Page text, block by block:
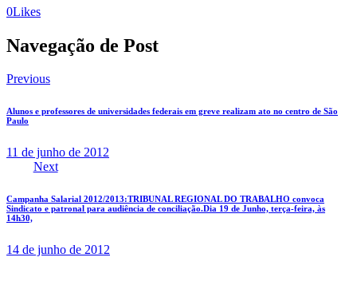
0Likes
Navegação de Post
Previous
Alunos e professores de universidades federais em greve realizam ato no centro de São
Paulo
11 de junho de 2012
Next
Campanha Salarial 2012/2013:TRIBUNAL REGIONAL DO TRABALHO convoca
Sindicato e patronal para audiência de conciliação.Dia 19 de Junho, terça-feira, às
14h30,
14 de junho de 2012